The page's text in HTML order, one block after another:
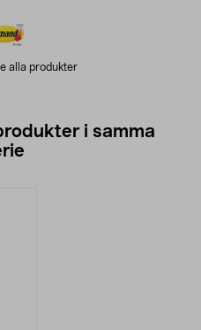
alla produkter
i samma